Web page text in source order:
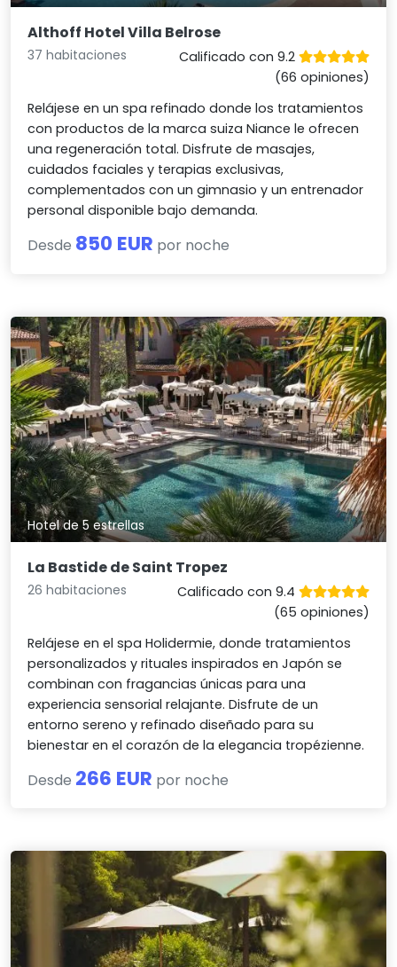
Althoff Hotel Villa Belrose
37 habitaciones
Calificado con 9.2
(66 opiniones)
Relájese en un spa refinado donde los tratamientos
con productos de la marca suiza Niance le ofrecen
una regeneración total. Disfrute de masajes,
cuidados faciales y terapias exclusivas,
complementados con un gimnasio y un entrenador
personal disponible bajo demanda.
Desde 850 EUR por noche
Hotel de 5 estrellas
La Bastide de Saint Tropez
26 habitaciones
Calificado con 9.4
(65 opiniones)
Relájese en el spa Holidermie, donde tratamientos
personalizados y rituales inspirados en Japón se
combinan con fragancias únicas para una
experiencia sensorial relajante. Disfrute de un
entorno sereno y refinado diseñado para su
bienestar en el corazón de la elegancia tropézienne.
Desde 266 EUR por noche